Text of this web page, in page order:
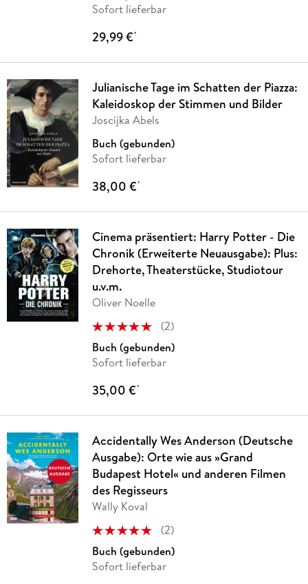
Sofort lieferbar
29,99 €*
Julianische Tage im Schatten der Piazza:
Kaleidoskop der Stimmen und Bilder
Joscijka Abels
Buch (gebunden)
Sofort lieferbar
38,00 €*
Cinema präsentiert: Harry Potter - Die
Chronik (Erweiterte Neuausgabe): Plus:
Drehorte, Theaterstücke, Studiotour
u.v.m.
Oliver Noelle
(2)
Buch (gebunden)
Sofort lieferbar
35,00 €*
Accidentally Wes Anderson (Deutsche
Ausgabe): Orte wie aus »Grand
Budapest Hotel« und anderen Filmen
des Regisseurs
Wally Koval
(2)
Buch (gebunden)
Sofort lieferbar